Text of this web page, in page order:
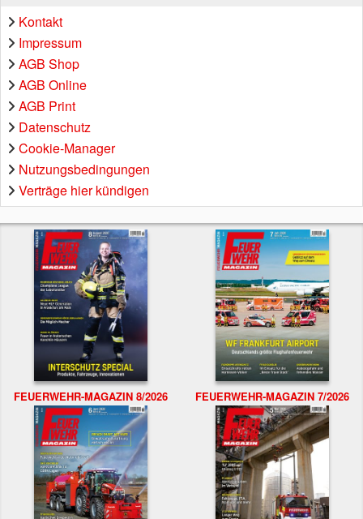
Kontakt
Impressum
AGB Shop
AGB Online
AGB Print
Datenschutz
Cookie-Manager
Nutzungsbedingungen
Verträge hier kündigen
FEUERWEHR-MAGAZIN 8/2026 FEUERWEHR-MAGAZIN 7/2026